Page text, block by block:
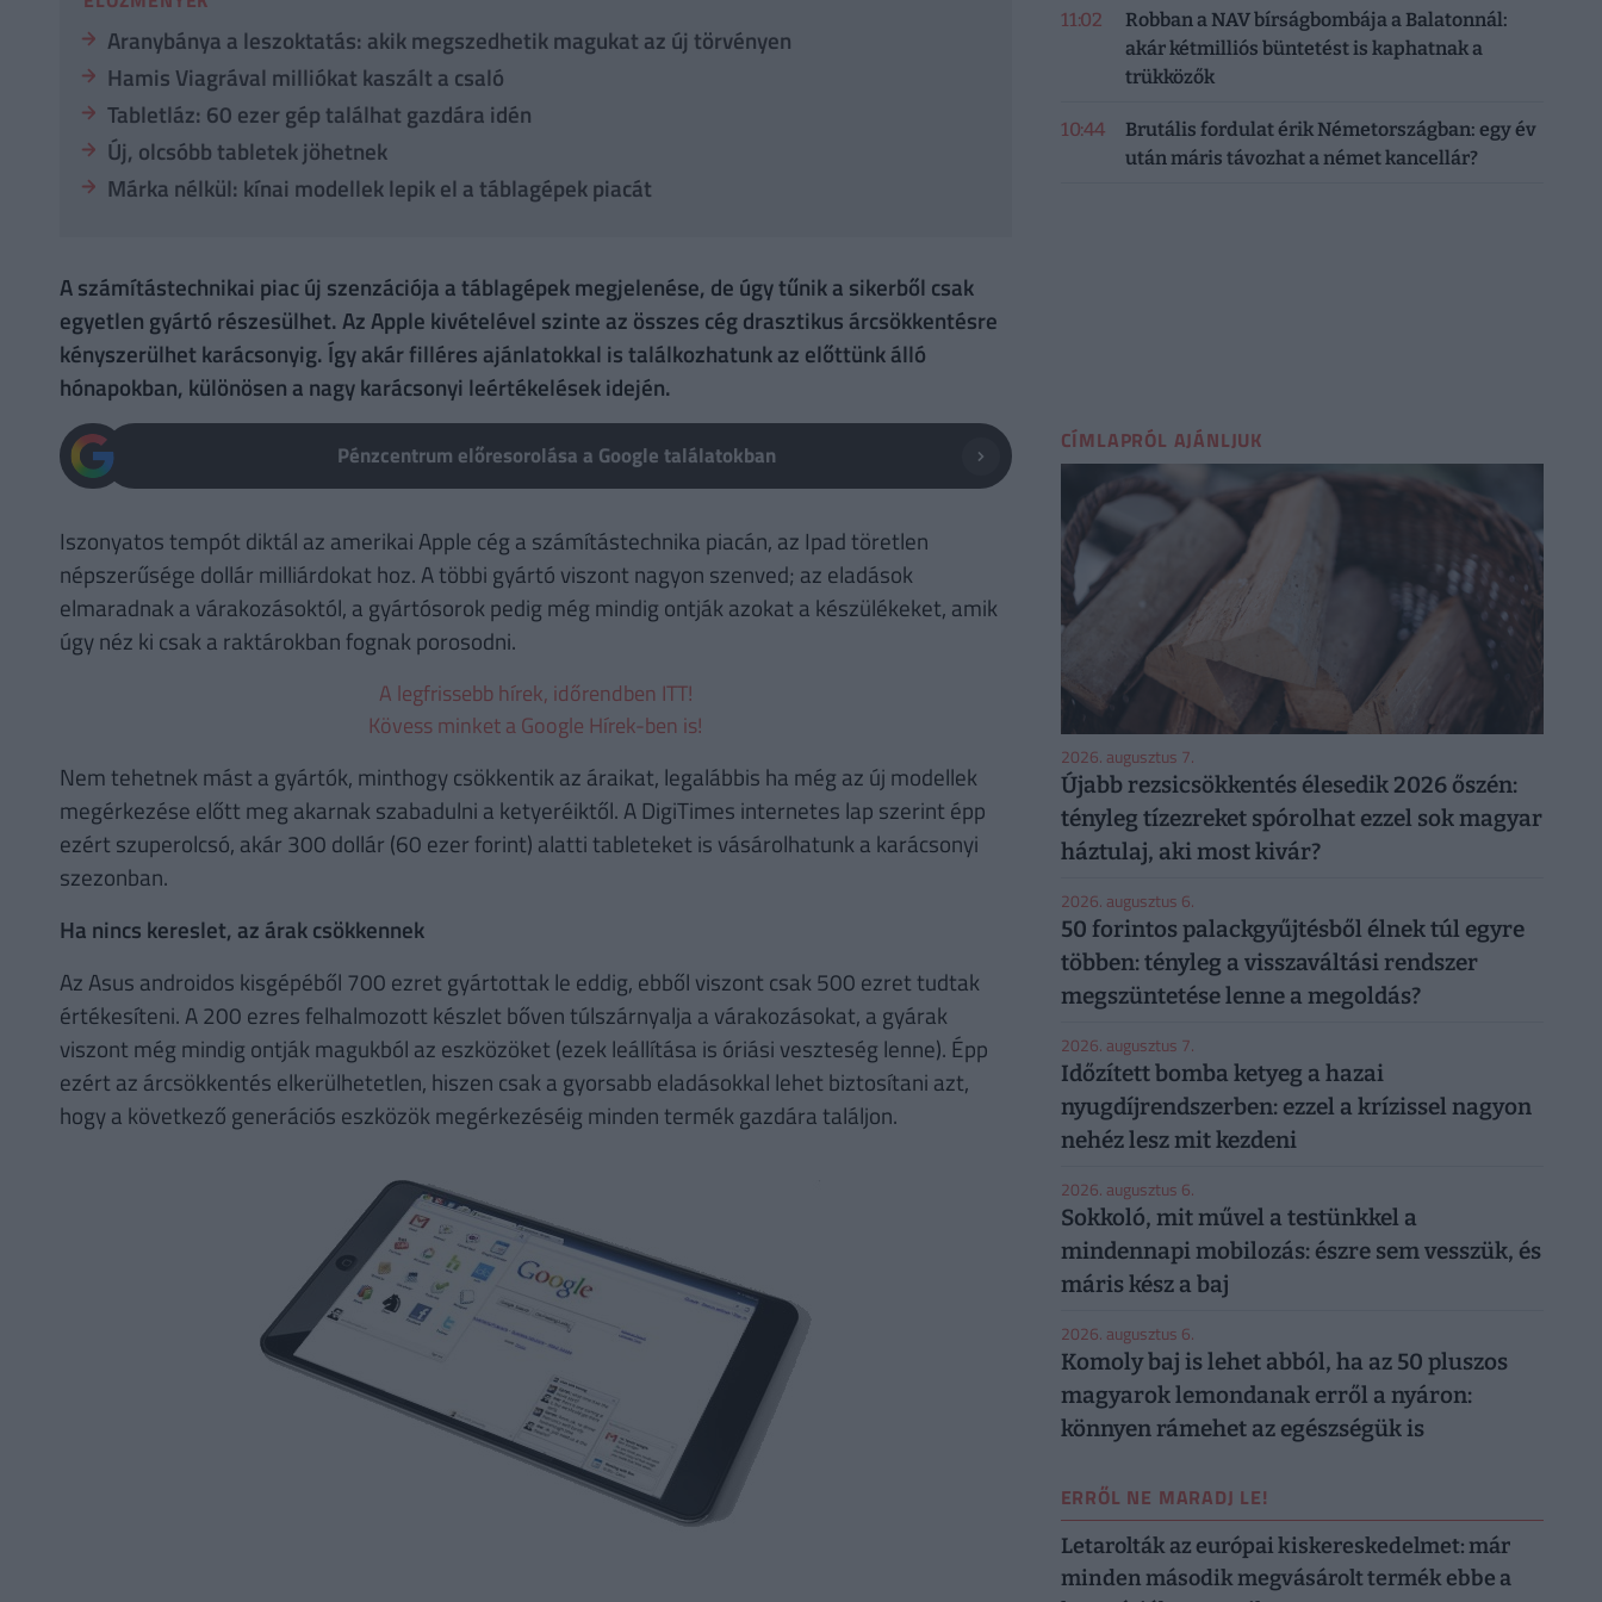
Aranybánya a leszoktatás: akik megszedhetik magukat az új törvényen
Hamis Viagrával milliókat kaszált a csaló
Tabletláz: 60 ezer gép találhat gazdára idén
Új, olcsóbb tabletek jöhetnek
Márka nélkül: kínai modellek lepik el a táblagépek piacát
A számítástechnikai piac új szenzációja a táblagépek megjelenése, de úgy tűnik a sikerből csak
egyetlen gyártó részesülhet. Az Apple kivételével szinte az összes cég drasztikus árcsökkentésre
kényszerülhet karácsonyig. Így akár filléres ajánlatokkal is találkozhatunk az előttünk álló
hónapokban, különösen a nagy karácsonyi leértékelések idején.
Pénzcentrum előresorolása a Google találatokban
Iszonyatos tempót diktál az amerikai Apple cég a számítástechnika piacán, az Ipad töretlen
népszerűsége dollár milliárdokat hoz. A többi gyártó viszont nagyon szenved; az eladások
elmaradnak a várakozásoktól, a gyártósorok pedig még mindig ontják azokat a készülékeket, amik
úgy néz ki csak a raktárokban fognak porosodni.
A legfrissebb hírek, időrendben ITT!
Kövess minket a Google Hírek-ben is!
Nem tehetnek mást a gyártók, minthogy csökkentik az áraikat, legalábbis ha még az új modellek
megérkezése előtt meg akarnak szabadulni a ketyeréiktől. A DigiTimes internetes lap szerint épp
ezért szuperolcsó, akár 300 dollár (60 ezer forint) alatti tableteket is vásárolhatunk a karácsonyi
szezonban.
Ha nincs kereslet, az árak csökkennek
Az Asus androidos kisgépéből 700 ezret gyártottak le eddig, ebből viszont csak 500 ezret tudtak
értékesíteni. A 200 ezres felhalmozott készlet bőven túlszárnyalja a várakozásokat, a gyárak
viszont még mindig ontják magukból az eszközöket (ezek leállítása is óriási veszteség lenne). Épp
ezért az árcsökkentés elkerülhetetlen, hiszen csak a gyorsabb eladásokkal lehet biztosítani azt,
hogy a következő generációs eszközök megérkezéséig minden termék gazdára találjon.
11:02
Robban a NAV bírságbombája a Balatonnál:
akár kétmilliós büntetést is kaphatnak a
trükközők
10:44
Brutális fordulat érik Németországban: egy év
után máris távozhat a német kancellár?
CÍMLAPRÓL AJÁNLJUK
2026. augusztus 7.
Újabb rezsicsökkentés élesedik 2026 őszén:
tényleg tízezreket spórolhat ezzel sok magyar
háztulaj, aki most kivár?
2026. augusztus 6.
50 forintos palackgyűjtésből élnek túl egyre
többen: tényleg a visszaváltási rendszer
megszüntetése lenne a megoldás?
2026. augusztus 7.
Időzített bomba ketyeg a hazai
nyugdíjrendszerben: ezzel a krízissel nagyon
nehéz lesz mit kezdeni
2026. augusztus 6.
Sokkoló, mit művel a testünkkel a
mindennapi mobilozás: észre sem vesszük, és
máris kész a baj
2026. augusztus 6.
Komoly baj is lehet abból, ha az 50 pluszos
magyarok lemondanak erről a nyáron:
könnyen rámehet az egészségük is
ERRŐL NE MARADJ LE!
Letarolták az európai kiskereskedelmet: már
minden második megvásárolt termék ebbe a